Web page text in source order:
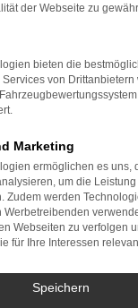
und
Dies ließe sich
dieses Modell
Auto-Familie
mit Audi und
Dennoch gehen
jedem Audi A4
genauestens
Auto in unserer
und ggf.
der Webseite zu
bieten die
von Drittanbietern
Marketing
ermöglichen es uns,
um die
Zudem werden
Werbetreibenden
Webseiten zu verfolgen
für Ihre Interessen
Speichern